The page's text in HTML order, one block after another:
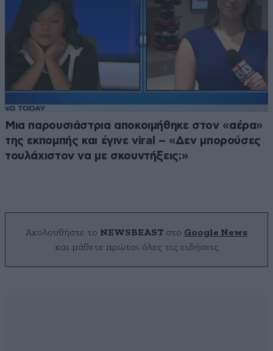
Μια παρουσιάστρια αποκοιμήθηκε στον «αέρα»
της εκπομπής και έγινε viral – «Δεν μπορούσες
τουλάχιστον να με σκουντήξεις;»
Ακολουθήστε το NEWSBEAST στο Google News
και μάθετε πρώτοι όλες τις ειδήσεις